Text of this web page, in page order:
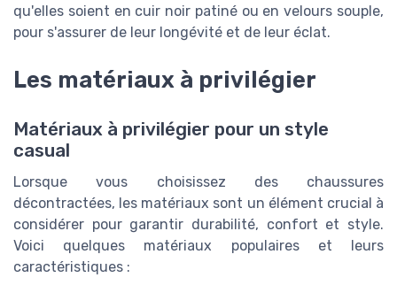
qu'elles soient en cuir noir patiné ou en velours souple,
pour s'assurer de leur longévité et de leur éclat.
Les matériaux à privilégier
Matériaux à privilégier pour un style
casual
Lorsque vous choisissez des chaussures
décontractées, les matériaux sont un élément crucial à
considérer pour garantir durabilité, confort et style.
Voici quelques matériaux populaires et leurs
caractéristiques :